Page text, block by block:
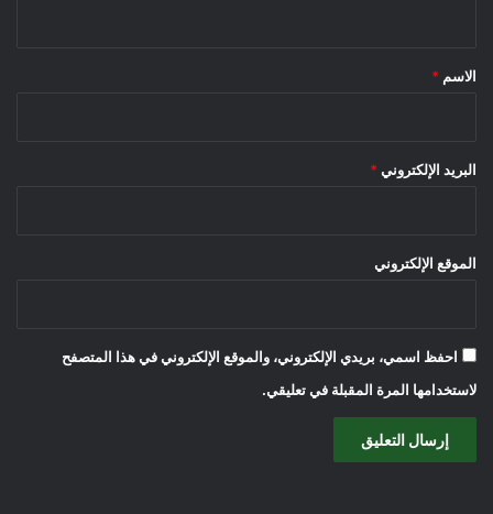
*
الاسم *
البريد الإلكتروني *
الموقع الإلكتروني
احفظ اسمي، بريدي الإلكتروني، والموقع الإلكتروني في هذا المتصفح
لاستخدامها المرة المقبلة في تعليقي.